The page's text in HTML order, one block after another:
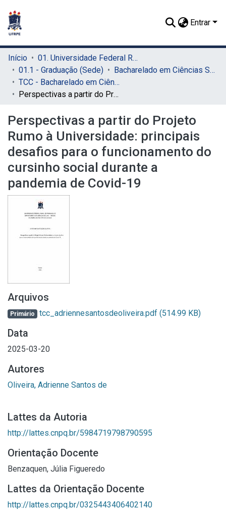
Entrar
Início
01. Universidade Federal Rural de Pernambuco - UFRPE (Sede)
01.1 - Graduação (Sede)
Bacharelado em Ciências Sociais (Sede)
TCC - Bacharelado em Ciências Sociais (Sede)
Perspectivas a partir do Projeto Rumo à Universidade: principais desafios para o funcionamento do cursinho social durante a pandemia de Covid-19
Perspectivas a partir do Projeto
Rumo à Universidade: principais
desafios para o funcionamento do
cursinho social durante a
pandemia de Covid-19
Arquivos
Primário tcc_adriennesantosdeoliveira.pdf (514.99 KB)
Data
2025-03-20
Autores
Oliveira, Adrienne Santos de
Lattes da Autoria
http://lattes.cnpq.br/5984719798790595
Orientação Docente
Benzaquen, Júlia Figueredo
Lattes da Orientação Docente
http://lattes.cnpq.br/0325443406402140